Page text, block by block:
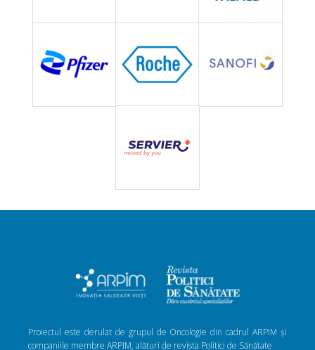
Proiectul este derulat de grupul de Oncologie din cadrul ARPIM și
companiile membre ARPIM, alături de revista Politici de Sănătate